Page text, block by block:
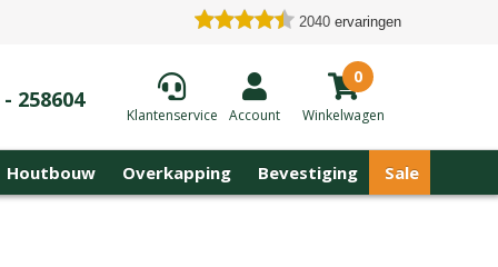
2040 ervaringen
258604
Klantenservice Account
0
Winkelwagen
Houtbouw Overkapping Bevestiging Sale